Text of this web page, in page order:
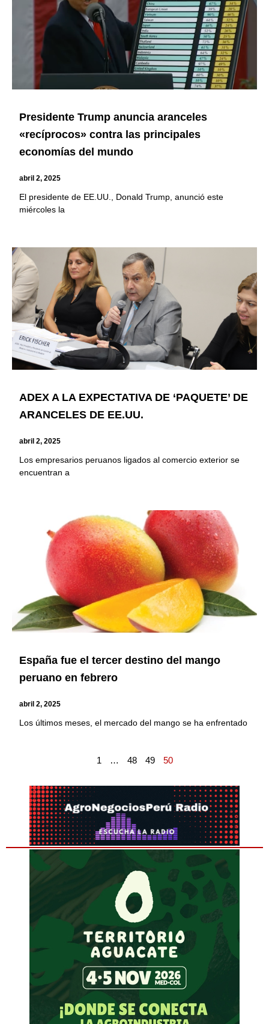
Presidente Trump anuncia aranceles
«recíprocos» contra las principales
economías del mundo
abril 2, 2025
El presidente de EE.UU., Donald Trump, anunció este
miércoles la
ADEX A LA EXPECTATIVA DE ‘PAQUETE’ DE
ARANCELES DE EE.UU.
abril 2, 2025
Los empresarios peruanos ligados al comercio exterior se
encuentran a
España fue el tercer destino del mango
peruano en febrero
abril 2, 2025
Los últimos meses, el mercado del mango se ha enfrentado
1 … 48 49 50